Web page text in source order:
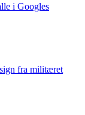
i Googles
fra militæret